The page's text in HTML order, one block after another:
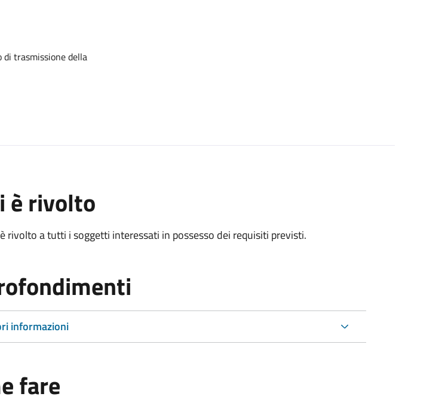
trasmissione della
è rivolto
rivolto a tutti i soggetti interessati in possesso dei requisiti previsti.
informazioni
fare